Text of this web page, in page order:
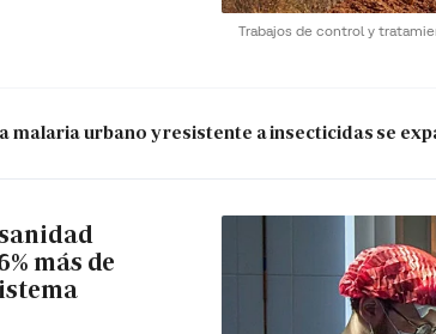
Trabajos de control y
malaria urbano y resistente a insecticidas se
más de